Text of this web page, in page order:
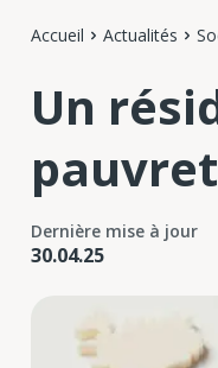
Accueil Actualités
Un
Dernière mise à jour
30.04.25